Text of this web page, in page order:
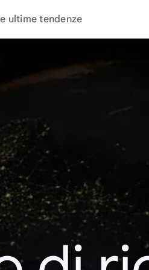
ultime tendenze